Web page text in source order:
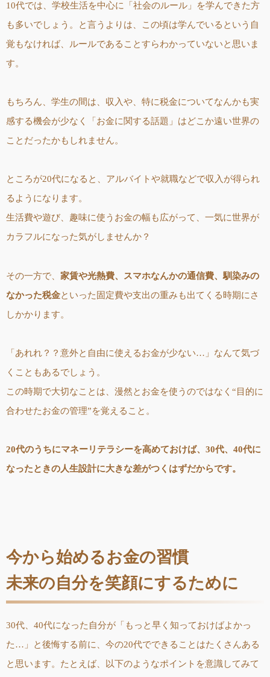
10代では、学校生活を中心に「社会のルール」を学んできた方
も多いでしょう。と言うよりは、この頃は学んでいるという自
覚もなければ、ルールであることすらわかっていないと思いま
す。
もちろん、学生の間は、収入や、特に税金についてなんかも実
感する機会が少なく「お金に関する話題」はどこか遠い世界の
ことだったかもしれません。
ところが20代になると、アルバイトや就職などで収入が得られ
るようになります。
生活費や遊び、趣味に使うお金の幅も広がって、一気に世界が
カラフルになった気がしませんか？
その一方で、 家賃や光熱費、スマホなんかの通信費、馴染みの
なかった税金といった固定費や支出の重みも出てくる時期にさ
しかかります。
「あれれ？？意外と自由に使えるお金が少ない…」なんて気づ
くこともあるでしょう。
この時期で大切なことは、漫然とお金を使うのではなく“目的に
合わせたお金の管理”を覚えること。
20代のうちにマネーリテラシーを高めておけば、30代、40代に
なったときの人生設計に大きな差がつくはずだからです。
今から始めるお金の習慣
未来の自分を笑顔にするために
30代、40代になった自分が「もっと早く知っておけばよかっ
た…」と後悔する前に、今の20代でできることはたくさんある
と思います。たとえば、以下のようなポイントを意識してみて